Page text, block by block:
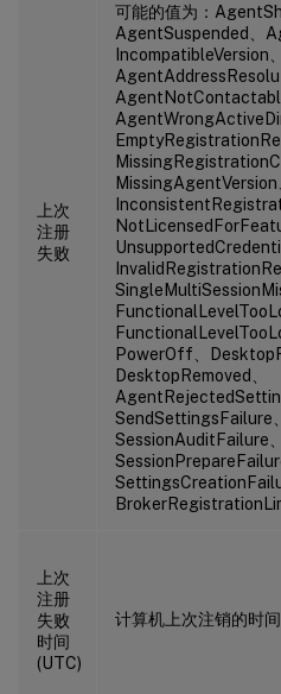
上次
注册
失败
可能的值为：
AgentSuspended、
IncompatibleVersion、
MissingAgentVersion
PowerOff、
DesktopRemoved、
SendSettingsFailure、
SessionAuditFailure、
上次
注册
失败
时间
(UTC)
计算机上次注销的时间